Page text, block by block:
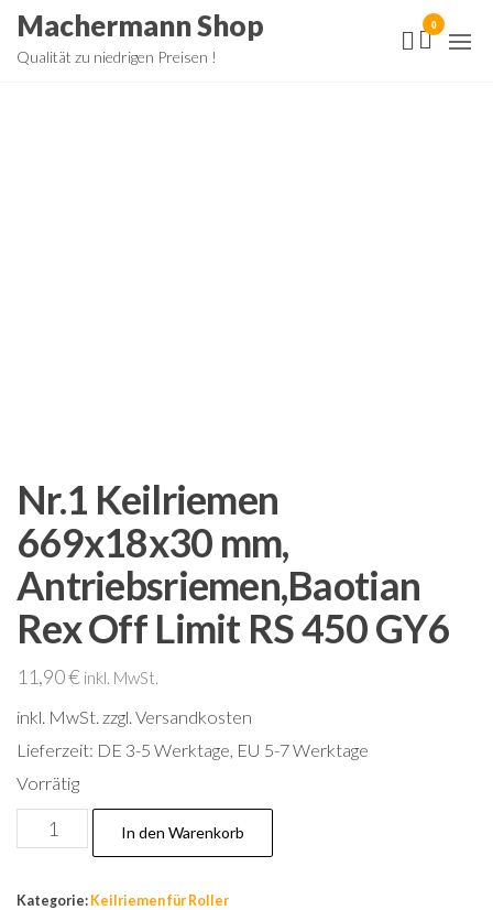
ZumMachermann Shop
Qualität zu niedrigen Preisen !
0
Nr.1 Keilriemen
669x18x30 mm,
Antriebsriemen,Baotian
Rex Off Limit RS 450 GY6
11,90€ inkl. MwSt.
inkl. MwSt. zzgl. Versandkosten
Lieferzeit: DE 3-5 Werktage, EU 5-7 Werktage
Vorrätig
Nr.1
Keilriemen
In den Warenkorb
Kategorie: Keilriemen für Roller